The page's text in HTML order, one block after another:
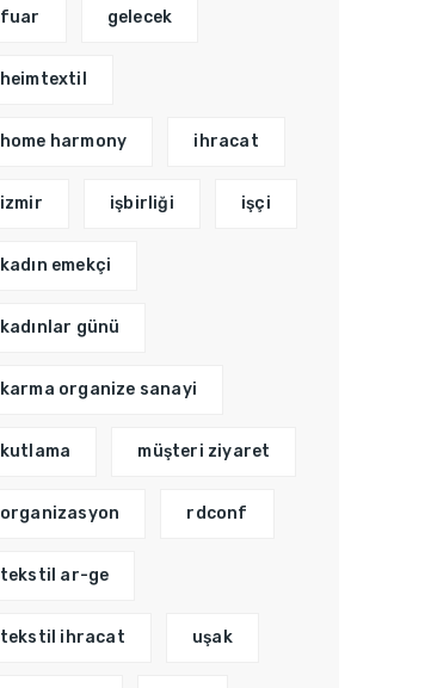
fuar gelecek
heimtextil
home harmony ihracat
izmir işbirliği işçi
kadın emekçi
kadınlar günü
karma organize sanayi
kutlama müşteri ziyaret
organizasyon rdconf
tekstil ar-ge
tekstil ihracat uşak